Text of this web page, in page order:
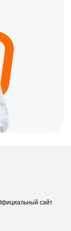
сайт